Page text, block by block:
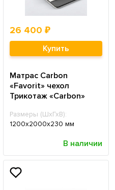
26 400 ₽
Купить
Матрас Carbon
«Favorit» чехол
Трикотаж «Carbon»
Размеры (ШхГхВ):
1200х2000х230 мм
В наличии